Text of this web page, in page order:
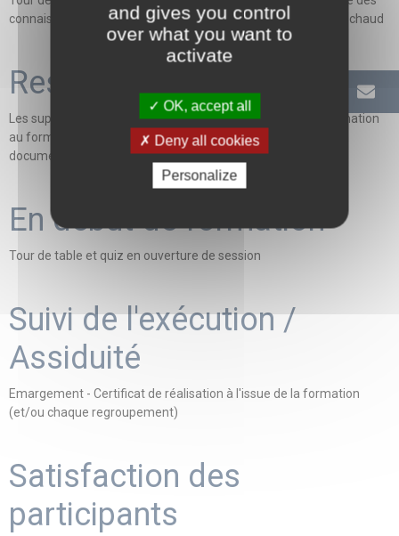
connaissances - Tour de tables, questionnaire d’évaluation à chaud
Ressources pédagogiques
Les supports et outils sont remis à l'apprenant durant la formation
au format papier et/ou numérique via une plateforme
documentaire
En début de formation
Tour de table et quiz en ouverture de session
Suivi de l'exécution /
Assiduité
Emargement - Certificat de réalisation à l'issue de la formation
(et/ou chaque regroupement)
Satisfaction des
participants
and gives you control
over what you want to
activate
OK, accept all
Deny all cookies
Personalize